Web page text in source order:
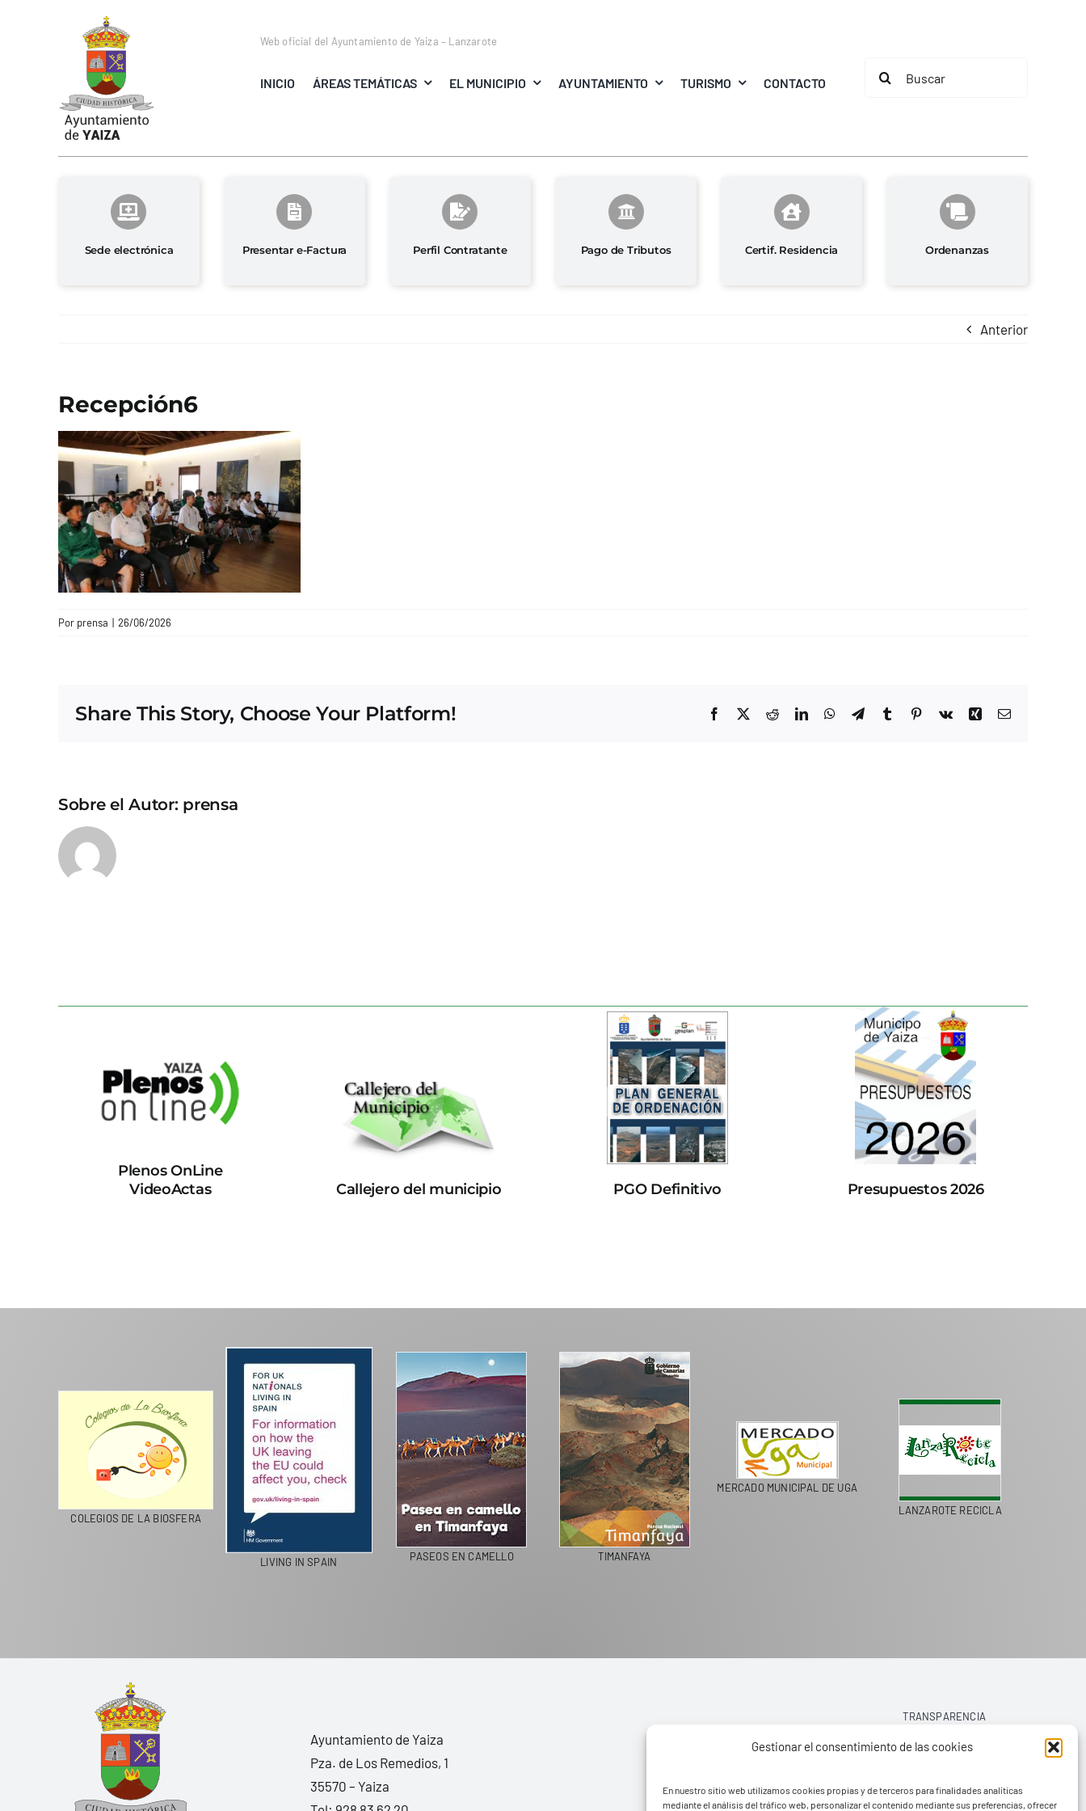
Gestionar el consentimiento de las cookies
En nuestro sitio web utilizamos cookies propias y de terceros para finalidades analíticas
mediante el análisis del tráfico web, personalizar el contenido mediante sus preferencias, ofrecer
Web oficial del Ayuntamiento de Yaiza – Lanzarote
INICIO ÁREAS TEMÁTICAS EL MUNICIPIO AYUNTAMIENTO TURISMO CONTACTO
Buscar:
Sede electrónica Presentar e-Factura Perfil Contratante Pago de Tributos Certif. Residencia Ordenanzas
Anterior
Recepción6
Por prensa | 26/06/2026
Share This Story, Choose Your Platform! Facebook
X RedditLinkedInWhatsApp
TelegramTumblrPinterest
Vk Xing Correo
Sobre el Autor: prensa
Plenos OnLine
VideoActas
Callejero del municipio PGO Definitivo Presupuestos 2026
COLEGIOS DE LA BIOSFERA
LIVING IN SPAIN PASEOS EN CAMELLO TIMANFAYA
MERCADO MUNICIPAL DE UGA
LANZAROTE RECICLA
Ayuntamiento de Yaiza
Pza. de Los Remedios, 1
35570 – Yaiza
TRANSPARENCIA
AVISO LEGAL
POLÍTICA DE PRIVACIDAD